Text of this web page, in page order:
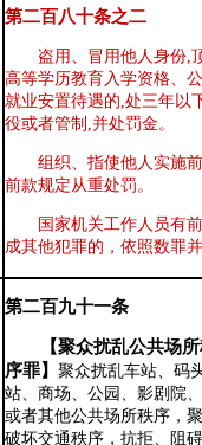
第二百八十条之二
盗用、冒用他人身份,
高等学历教育入学资格、
就业安置待遇的,处三年以
役或者管制,并处罚金。
组织、指使他人实施
前款规定从重处罚。
国家机关工作人员有
成其他犯罪的，依照数罪
第二百九十一条
【聚众扰乱公共场
序罪】聚众扰乱车站、码
站、商场、公园、影剧院
或者其他公共场所秩序，
破坏交通秩序，抗拒、阻